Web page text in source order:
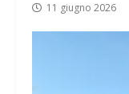
11 giugno 2026